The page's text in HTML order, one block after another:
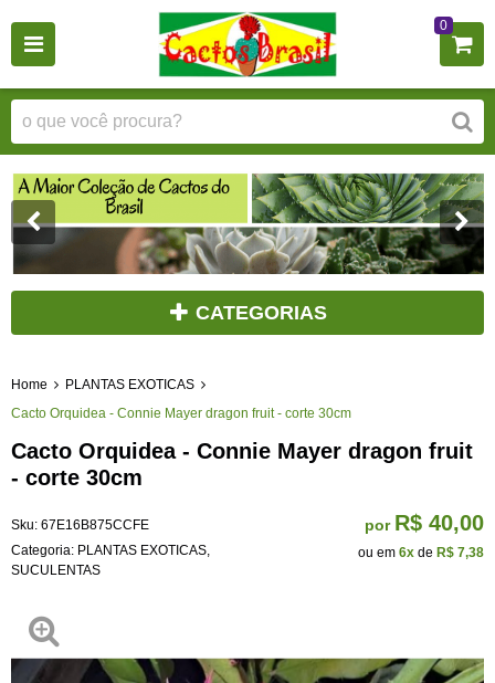
0
CATEGORIAS
Home
PLANTAS EXOTICAS
Cacto Orquidea - Connie Mayer dragon fruit - corte 30cm
Cacto Orquidea - Connie Mayer dragon fruit
- corte 30cm
Sku: 67E16B875CCFE
Categoria: PLANTAS EXOTICAS,
SUCULENTAS
por R$ 40,00
ou em 6x de R$ 7,38